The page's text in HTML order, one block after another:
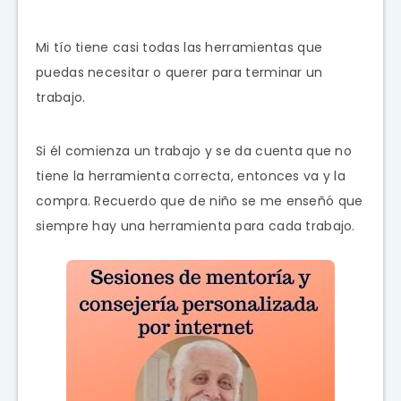
Mi tío tiene casi todas las herramientas que
puedas necesitar o querer para terminar un
trabajo.
Si él comienza un trabajo y se da cuenta que no
tiene la herramienta correcta, entonces va y la
compra. Recuerdo que de niño se me enseñó que
siempre hay una herramienta para cada trabajo.